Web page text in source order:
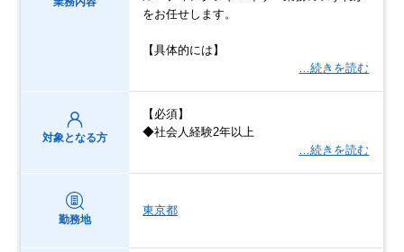
をお任せします。
【具体的には】
…続きを読む
対象となる方
【必須】
◆社会人経験2年以上
…続きを読む
勤務地
東京都